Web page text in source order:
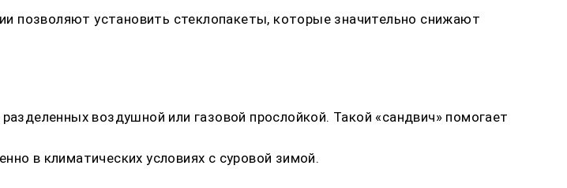
установить стеклопакеты, которые значительно снижают
воздушной или газовой прослойкой. Такой «сандвич» помогает
в климатических условиях с суровой зимой.